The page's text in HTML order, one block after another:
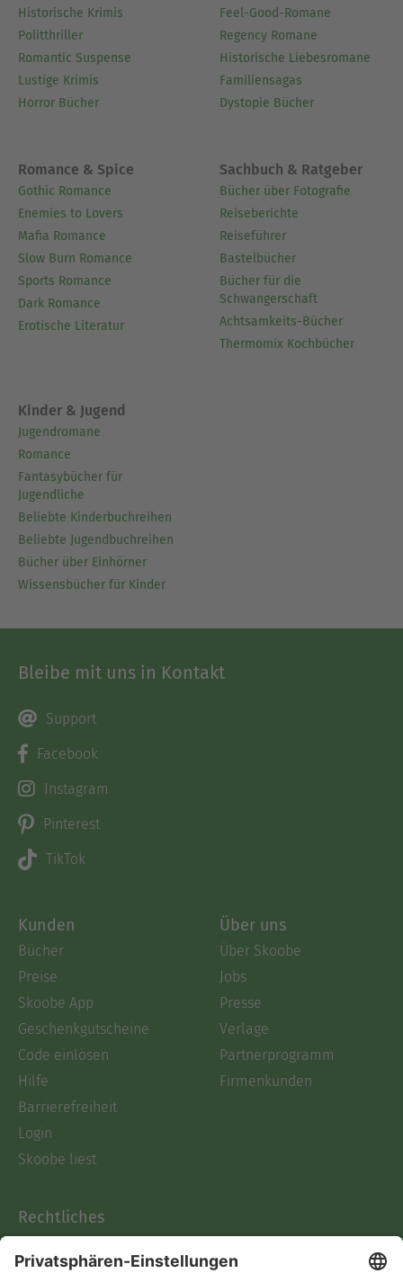
Historische Krimis
Politthriller
Romantic Suspense
Lustige Krimis
Horror Bücher
Feel-Good-Romane
Regency Romane
Historische Liebesromane
Familiensagas
Dystopie Bücher
Romance & Spice
Gothic Romance
Enemies to Lovers
Mafia Romance
Slow Burn Romance
Sports Romance
Dark Romance
Erotische Literatur
Sachbuch & Ratgeber
Bücher über Fotografie
Reiseberichte
Reiseführer
Bastelbücher
Bücher für die
Schwangerschaft
Achtsamkeits-Bücher
Thermomix Kochbücher
Kinder & Jugend
Jugendromane
Romance
Fantasybücher für
Jugendliche
Beliebte Kinderbuchreihen
Beliebte Jugendbuchreihen
Bücher über Einhörner
Wissensbücher für Kinder
Bleibe mit uns in Kontakt
Support
Facebook
Instagram
Pinterest
TikTok
Kunden
Bücher
Preise
Skoobe App
Geschenkgutscheine
Code einlösen
Hilfe
Barrierefreiheit
Login
Skoobe liest
Über uns
Über Skoobe
Jobs
Presse
Verlage
Partnerprogramm
Firmenkunden
Rechtliches
AGB